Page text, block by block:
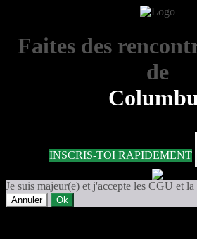
Faites des
de
INSCRIS-TOI RAPIDEMENT
Je suis majeur(e) et j'accepte les CGU et
Annuler Ok